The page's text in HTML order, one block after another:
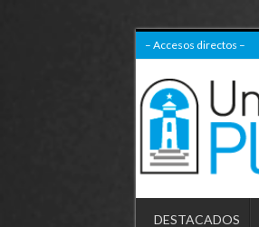
– Accesos directos –
DESTACADOS